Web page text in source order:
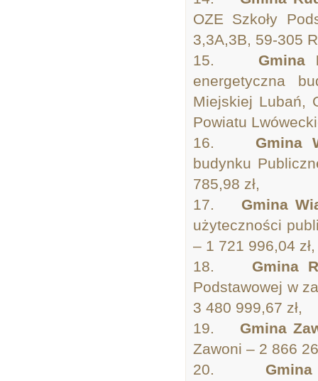
OZE Szkoły
3,3A,3B, 59-305
15. Gmina
energetyczna
Miejskiej Lubań,
Powiatu
16. Gmina
budynku
785,98 zł,
17. Gmina
użyteczności
– 1 721 996,04 zł,
18. Gmina
Podstawowej w
3 480 999,67 zł,
19. Gmina
Zawoni – 2 866
20.